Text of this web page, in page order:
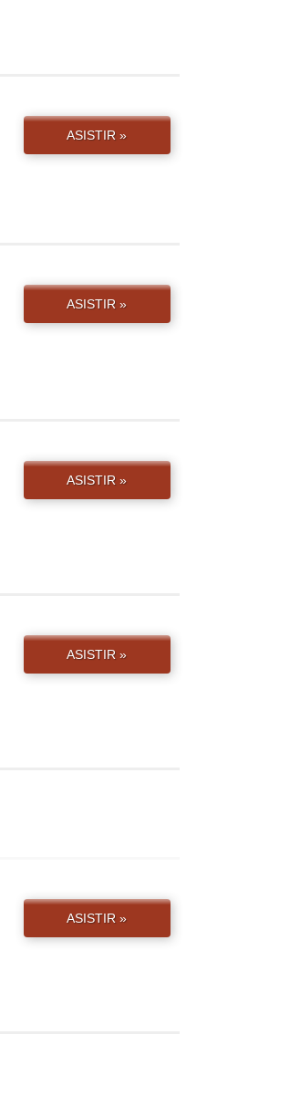
ASISTIR »
ASISTIR »
ASISTIR »
ASISTIR »
ASISTIR »